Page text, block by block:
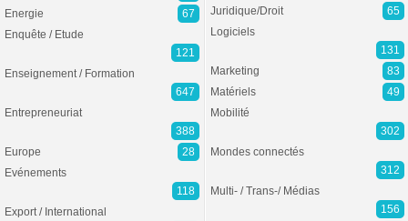
Energie
67
Enquête / Etude
121
Enseignement / Formation
647
Entrepreneuriat
388
Europe
28
Evénements
118
Export / International
Juridique/Droit
65
Logiciels
131
Marketing
83
Matériels
49
Mobilité
302
Mondes connectés
312
Multi- / Trans-/ Médias
156